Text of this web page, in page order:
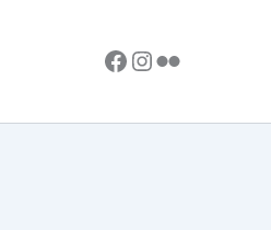
Facebook
Instagram
Flickr